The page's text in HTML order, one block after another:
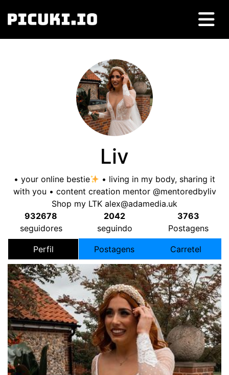
Liv
• your online bestie • living in my body, sharing it
with you • content creation mentor @mentoredbyliv
Shop my LTK alex@adamedia.uk
932678
seguidores
2042
seguindo
3763
Postagens
Perfil Postagens Carretel